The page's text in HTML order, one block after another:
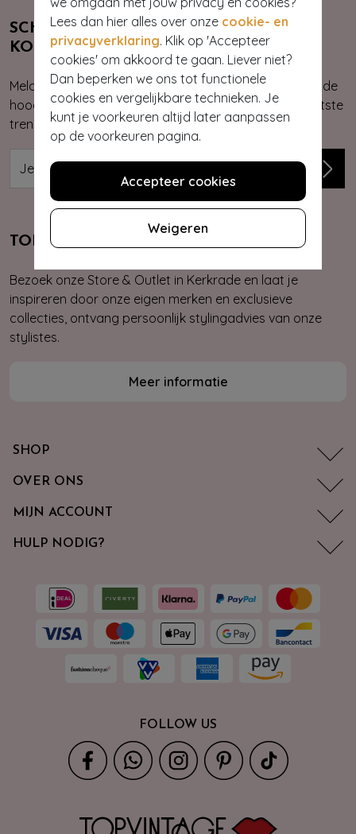
Lees dan hier alles over onze cookie- en
privacyverklaring. Klik op 'Accepteer
cookies' om akkoord te gaan. Liever niet?
Dan beperken we ons tot functionele
cookies en vergelijkbare technieken. Je
kunt je voorkeuren altijd later aanpassen
op de voorkeuren pagina.
Accepteer cookies
Weigeren
SCHRIJF JE NU IN & ONTVANG 10%
KORTING
Meld je aan voor onze nieuwsbrief. Zo ben je altijd op de
hoogte van onze nieuwste & exclusieve collecties, laatste
trends, kortingsacties en giveaways.
TOPVINTAGE STORE & OUTLET
Bezoek onze Store & Outlet in Kerkrade en laat je
inspireren door onze eigen merken en exclusieve
collecties, ontvang persoonlijk stylingadvies van onze
stylistes.
Meer informatie
SHOP
OVER ONS
MIJN ACCOUNT
HULP NODIG?
FOLLOW US